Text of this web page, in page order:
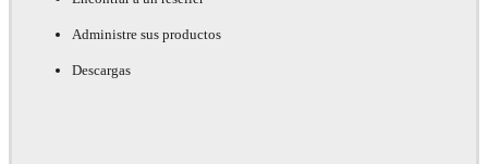
Administre sus productos
Descargas